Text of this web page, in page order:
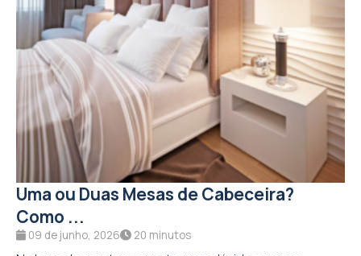
Uma ou Duas Mesas de Cabeceira?
Como ...
09 de junho, 2026
Na hora de montar o quarto, uma dúvida sempre
aparece: vale mais a pena usar uma ou duas mesas ao...